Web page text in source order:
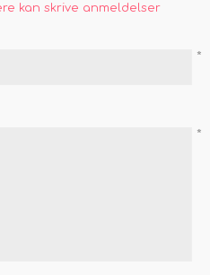
kan skrive anmeldelser
*
*